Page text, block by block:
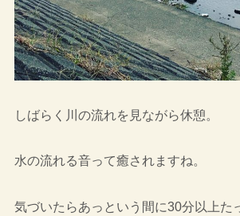
しばらく川の流れを見ながら休憩。
水の流れる音って癒されますね。
気づいたらあっという間に30分以上た